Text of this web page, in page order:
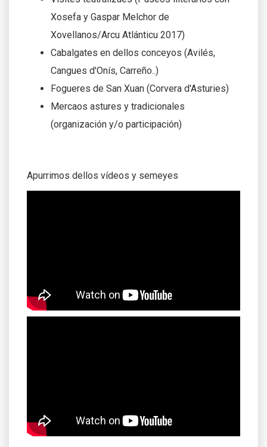
Xosefa y Gaspar Melchor de
Xovellanos/Arcu Atlánticu 2017)
Cabalgates en dellos conceyos (Avilés,
Cangues d'Onís, Carreño..)
Fogueres de San Xuan (Corvera d'Asturies)
Mercaos astures y tradicionales
(organización y/o participación)
Apurrimos dellos vídeos y semeyes